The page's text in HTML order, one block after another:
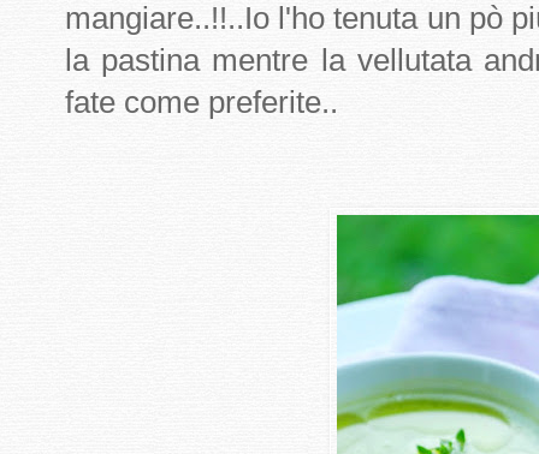
mangiare..!!..Io l'ho tenuta un pò
la pastina mentre la vellutata
fate come preferite..